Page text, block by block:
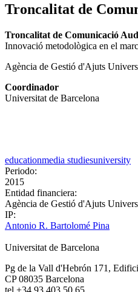
Troncalitat de
Troncalitat de Comunicació
Innovació metodològica en el
Agència de Gestió d'Ajuts
Coordinador
Universitat de Barcelona
educationmedia studiesuniversity
Periodo:
2015
Entidad financiera:
Agència de Gestió d'Ajuts
IP:
Antonio R. Bartolomé Pina
Universitat de Barcelona
Pg de la Vall d'Hebrón 171,
CP 08035 Barcelona
tel +34 93 403 50 65